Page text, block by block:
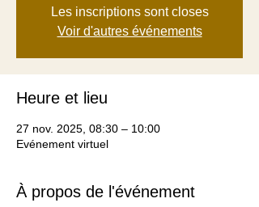
Les inscriptions sont closes
Voir d'autres événements
Heure et lieu
27 nov. 2025, 08:30 – 10:00
Evénement virtuel
À propos de l'événement